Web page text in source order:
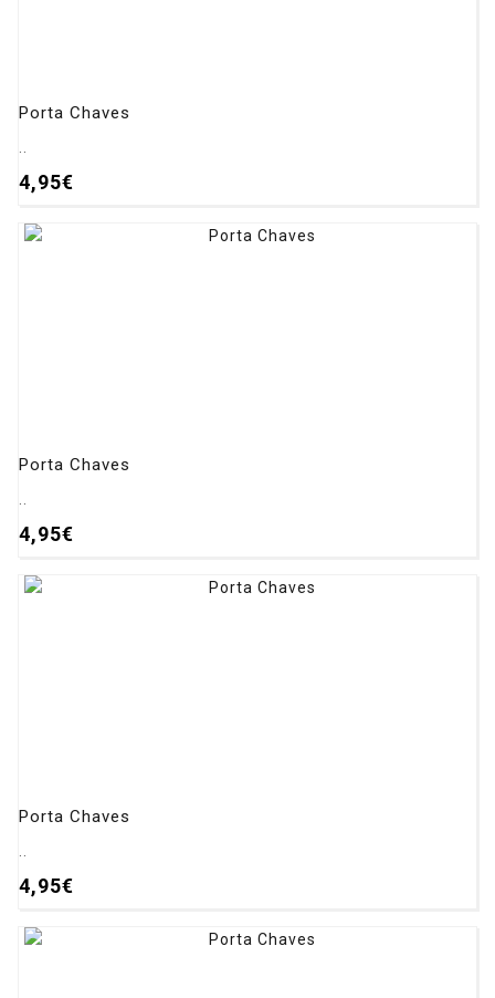
Porta Chaves
4,95€
Porta Chaves
4,95€
Porta Chaves
4,95€